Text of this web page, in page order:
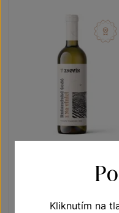
Terroir - toulky vinicemi
Šarže 2373
Kliknutím na